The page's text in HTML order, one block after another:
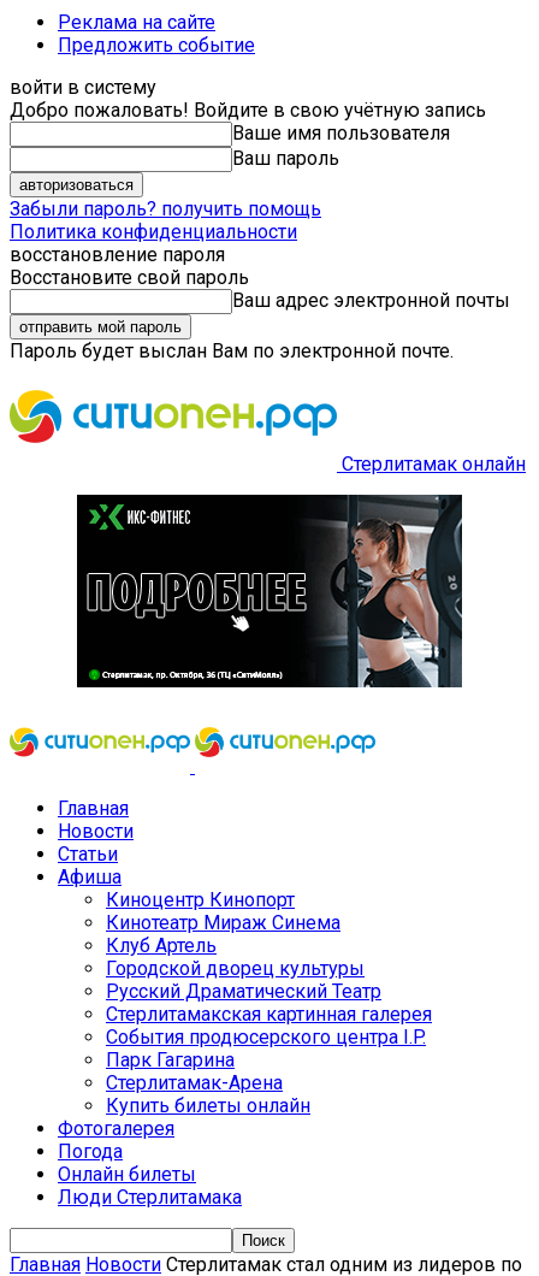
Реклама на сайте
Предложить событие
войти в систему
Добро пожаловать! Войдите в свою учётную запись
Ваше имя пользователя
Ваш пароль
Забыли пароль? получить помощь
Политика конфиденциальности
восстановление пароля
Восстановите свой пароль
Ваш адрес электронной почты
Пароль будет выслан Вам по электронной почте.
Стерлитамак онлайн
Главная
Новости
Статьи
Афиша
Киноцентр Кинопорт
Кинотеатр Мираж Синема
Клуб Артель
Городской дворец культуры
Русский Драматический Театр
Стерлитамакская картинная галерея
События продюсерского центра I.P.
Парк Гагарина
Стерлитамак-Арена
Купить билеты онлайн
Фотогалерея
Погода
Онлайн билеты
Люди Стерлитамака
Главная Новости Стерлитамак стал одним из лидеров по